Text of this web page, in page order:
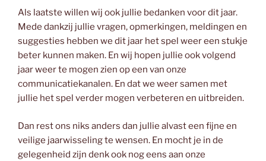
Als laatste willen wij ook jullie bedanken voor dit jaar.
Mede dankzij jullie vragen, opmerkingen, meldingen en
suggesties hebben we dit jaar het spel weer een stukje
beter kunnen maken. En wij hopen jullie ook volgend
jaar weer te mogen zien op een van onze
communicatiekanalen. En dat we weer samen met
jullie het spel verder mogen verbeteren en uitbreiden.
Dan rest ons niks anders dan jullie alvast een fijne en
veilige jaarwisseling te wensen. En mocht je in de
gelegenheid zijn denk ook nog eens aan onze